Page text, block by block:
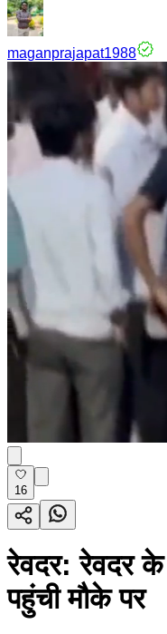
maganprajapat1988
16
रेवदर: रेवदर के
पहुंची मौके पर